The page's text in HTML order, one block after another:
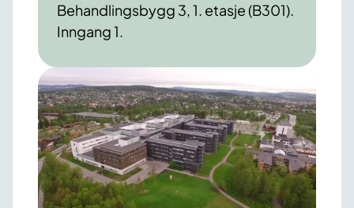
Behandlingsbygg 3, 1. etasje (B301).
Inngang 1.